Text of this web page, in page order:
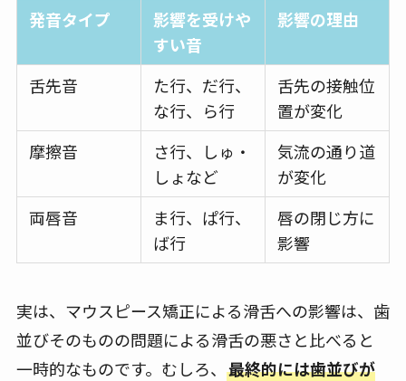
発音タイプ
影響を受けや
すい音
影響の理由
舌先音
た行、だ行、
な行、ら行
舌先の接触位
置が変化
摩擦音
さ行、しゅ・
しょなど
気流の通り道
が変化
両唇音
ま行、ぱ行、
ば行
唇の閉じ方に
影響
実は、マウスピース矯正による滑舌への影響は、歯
並びそのものの問題による滑舌の悪さと比べると
一時的なものです。むしろ、 最終的には歯並びが